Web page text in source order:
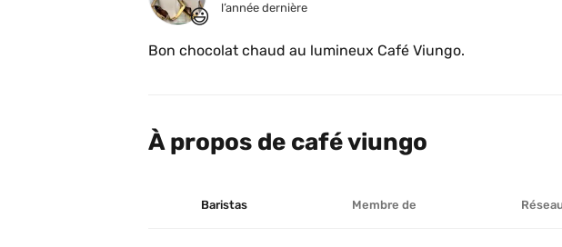
😃 l’année dernière
Bon chocolat chaud au lumineux Café Viungo.
À propos de café viungo
Baristas Membre de